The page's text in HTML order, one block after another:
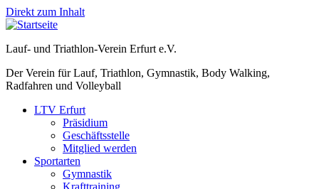
Direkt zum Inhalt
Lauf- und Triathlon-Verein Erfurt e.V.
Der Verein für Lauf, Triathlon, Gymnastik, Body Walking,
Radfahren und Volleyball
LTV Erfurt
Präsidium
Geschäftsstelle
Mitglied werden
Sportarten
Gymnastik
Krafttraining